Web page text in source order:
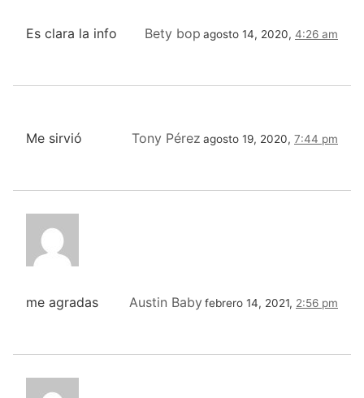
Bety bop agosto 14, 2020, 4:26 am
Es clara la info
Tony Pérez agosto 19, 2020, 7:44 pm
Me sirvió
Austin Babyfebrero 14, 2021, 2:56 pm
me agradas